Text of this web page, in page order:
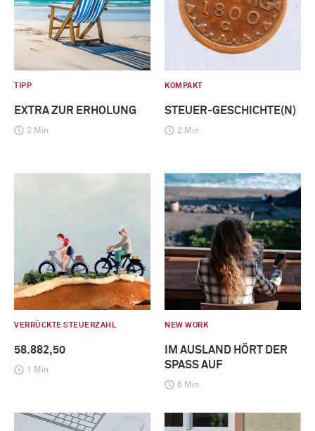
TIPP
EXTRA ZUR ERHOLUNG
2 Min
KOMPAKT
STEUER-GESCHICHTE(N)
2 Min
VERRÜCKTE STEUERZAHL
58.882,50
1 Min
NEW WORK
IM AUSLAND HÖRT DER
SPASS AUF
6 Min